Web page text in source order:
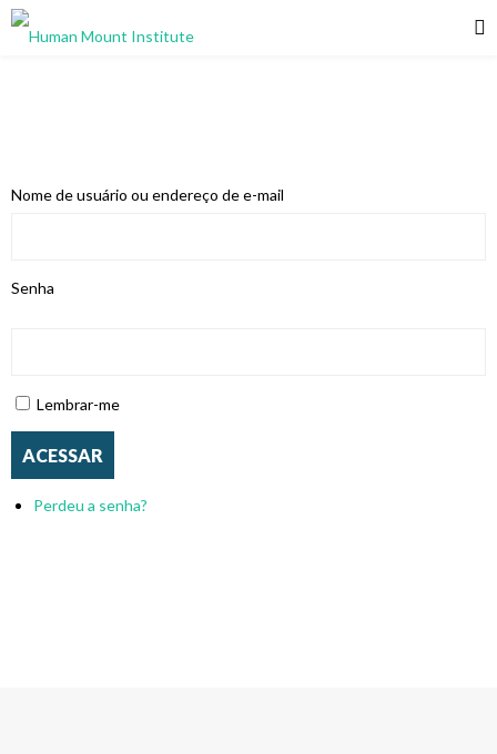
Nome de usuário ou endereço de e-mail
Senha
Lembrar-me
Perdeu a senha?